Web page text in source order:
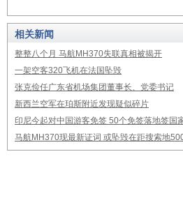
相关新闻
整整八个月 马航MH370失联真相被揭开
一架空客320飞机在法国坠毁
张克俭任广东省机场集团董事长、党委书记
新西兰空军在珀斯附近发现疑似碎片
印尼今起对中国游客免签 50个免签落地签国
马航MH370现最新证词 或坠毁在距搜索地